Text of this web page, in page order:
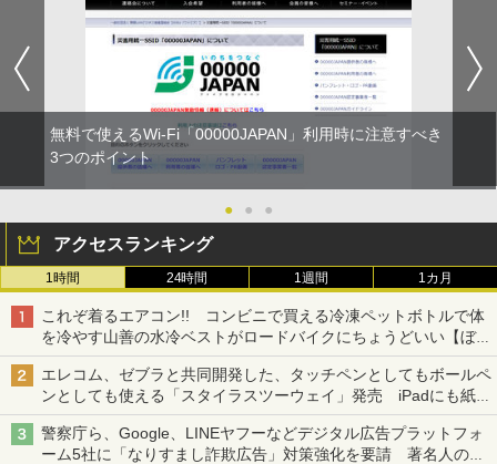
無料で使えるWi-Fi「00000JAPAN」利用時に注意すべき
3つのポイント
● ● ●
アクセスランキング
1時間 24時間 1週間 1カ月
これぞ着るエアコン!! コンビニで買える冷凍ペットボトルで体
を冷やす山善の水冷ベストがロードバイクにちょうどいい【ぼっ
ち・ざ・ろーど！その14】【空いた時間でなにしてる？】
エレコム、ゼブラと共同開発した、タッチペンとしてもボールペ
ンとしても使える「スタイラスツーウェイ」発売 iPadにも紙に
も、持ち替えずに書き込める
警察庁ら、Google、LINEヤフーなどデジタル広告プラットフォ
ーム5社に「なりすまし詐欺広告」対策強化を要請 著名人の写